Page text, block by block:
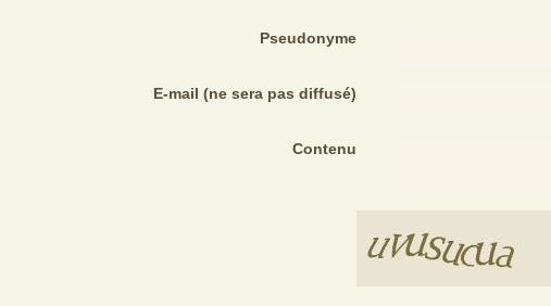
Pseudonyme
E-mail (ne sera pas diffusé)
Contenu